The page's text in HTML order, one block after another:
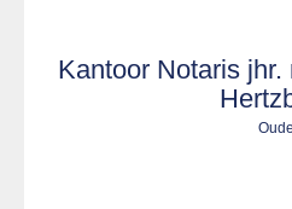
Kantoor Notaris
Oude